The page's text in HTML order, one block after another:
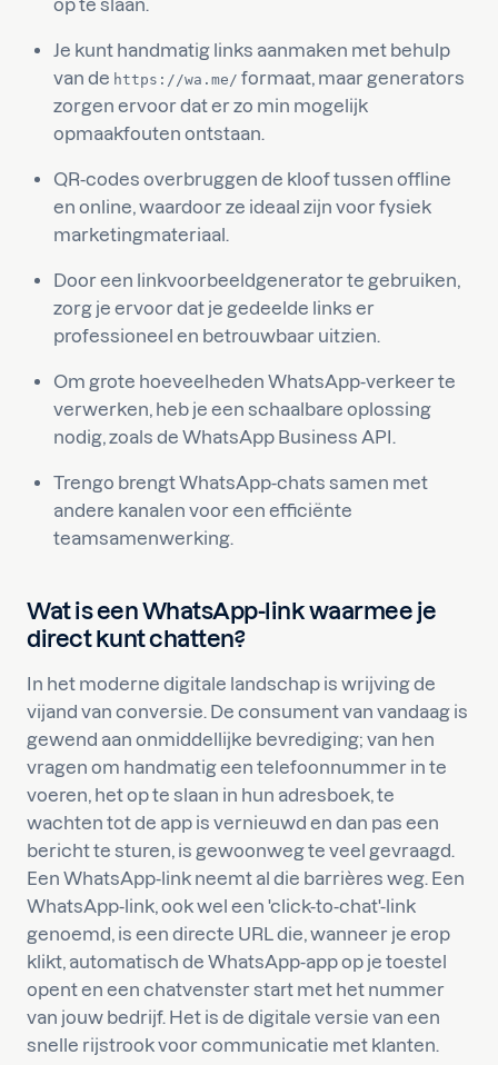
op te slaan.
Je kunt handmatig links aanmaken met behulp
van de https://wa.me/ formaat, maar generators
zorgen ervoor dat er zo min mogelijk
opmaakfouten ontstaan.
QR-codes overbruggen de kloof tussen offline
en online, waardoor ze ideaal zijn voor fysiek
marketingmateriaal.
Door een linkvoorbeeldgenerator te gebruiken,
zorg je ervoor dat je gedeelde links er
professioneel en betrouwbaar uitzien.
Om grote hoeveelheden WhatsApp-verkeer te
verwerken, heb je een schaalbare oplossing
nodig, zoals de WhatsApp Business API.
Trengo brengt WhatsApp-chats samen met
andere kanalen voor een efficiënte
teamsamenwerking.
Wat is een WhatsApp-link waarmee je
direct kunt chatten?
In het moderne digitale landschap is wrijving de
vijand van conversie. De consument van vandaag is
gewend aan onmiddellijke bevrediging; van hen
vragen om handmatig een telefoonnummer in te
voeren, het op te slaan in hun adresboek, te
wachten tot de app is vernieuwd en dan pas een
bericht te sturen, is gewoonweg te veel gevraagd.
Een WhatsApp-link neemt al die barrières weg. Een
WhatsApp-link, ook wel een 'click-to-chat'-link
genoemd, is een directe URL die, wanneer je erop
klikt, automatisch de WhatsApp-app op je toestel
opent en een chatvenster start met het nummer
van jouw bedrijf. Het is de digitale versie van een
snelle rijstrook voor communicatie met klanten.